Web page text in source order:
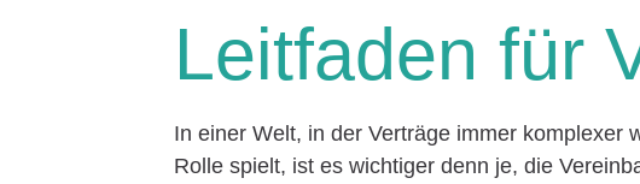
Leitfaden für
In einer Welt, in der Verträge immer komplexer
Rolle spielt, ist es wichtiger denn je, die